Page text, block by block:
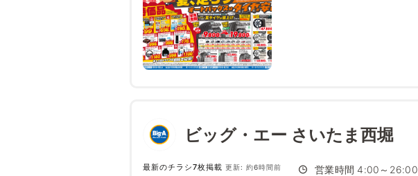
ビッグ・エー さいたま西堀
最新のチラシ7枚掲載 更新: 約6時間前
営業時間 4:00～26:00